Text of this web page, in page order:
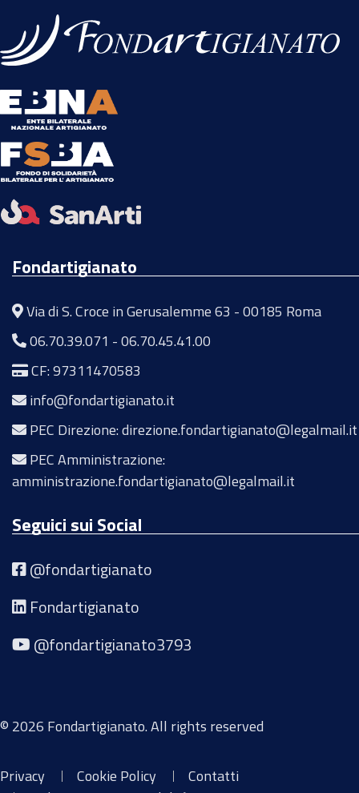
Fondartigianato
Via di S. Croce in Gerusalemme 63 - 00185 Roma
06.70.39.071 -06.70.45.41.00
CF: 97311470583
info@fondartigianato.it
PEC Direzione: direzione.fondartigianato@legalmail.it
PEC Amministrazione:
amministrazione.fondartigianato@legalmail.it
Seguici sui Social
@fondartigianato
Fondartigianato
@fondartigianato3793
© 2026 Fondartigianato. All rights reserved
Privacy Cookie Policy
Contatti